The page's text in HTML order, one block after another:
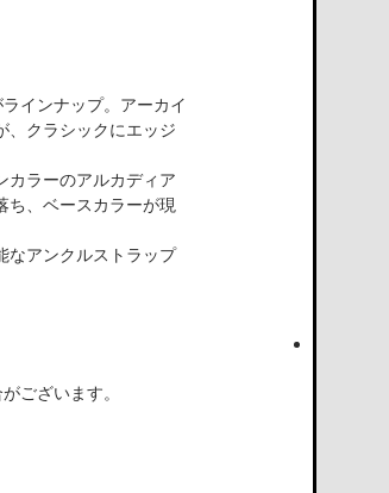
インナップ。アーカイ
、クラシックにエッジ
カラーのアルカディア
ち、ベースカラーが現
なアンクルストラップ
ございます。